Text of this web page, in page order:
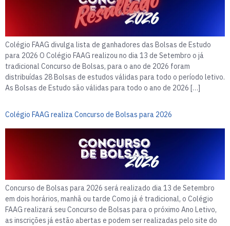
Colégio FAAG divulga lista de ganhadores das Bolsas de Estudo
para 2026 O Colégio FAAG realizou no dia 13 de Setembro o já
tradicional Concurso de Bolsas, para o ano de 2026 foram
distribuídas 28 Bolsas de estudos válidas para todo o período letivo.
As Bolsas de Estudo são válidas para todo o ano de 2026 […]
Colégio FAAG realiza Concurso de Bolsas para 2026
Concurso de Bolsas para 2026 será realizado dia 13 de Setembro
em dois horários, manhã ou tarde Como já é tradicional, o Colégio
FAAG realizará seu Concurso de Bolsas para o próximo Ano Letivo,
as inscrições já estão abertas e podem ser realizadas pelo site do